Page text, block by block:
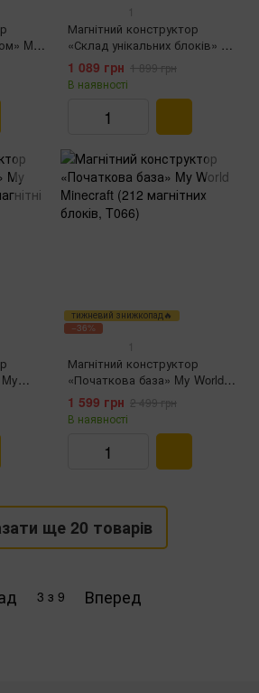
My
1
Магнітний конструктор
«Склад унікальних блоків» My
World Minecraft (128 магнітних
блоків, T097)
1 089 грн 1 899 грн
В наявності
тижневий знижкопад🔥
−36%
1
Магнітний конструктор
«Початкова база» My World
Minecraft (212 магнітних
блоків, T066)
1 599 грн 2 499 грн
В наявності
ще 20 товарів
3 з 9 Вперед